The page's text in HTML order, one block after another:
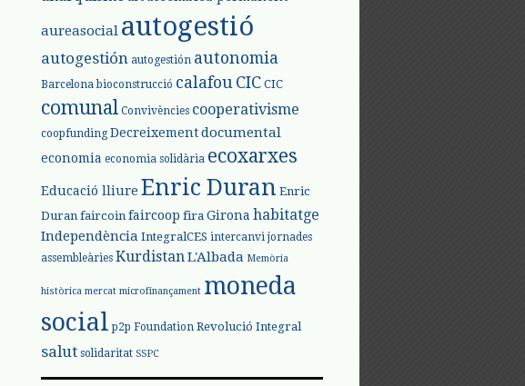
aureasocial autogestió
autogestión autogestión autonomia
Barcelona bioconstrucció calafou CIC CIC
comunal Convivències cooperativisme
coopfunding Decreixementdocumental
economia economia solidària ecoxarxes
Educació lliure Enric Duran Enric
Duran faircoin faircoop fira Girona habitatge
Independència IntegralCES intercanvi jornades
assembleàries Kurdistan L'Albada Memòria
històrica mercat microfinançament moneda
social p2p Foundation Revolució Integral
salut solidaritat SSPC